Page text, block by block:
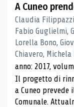
A Cuneo
Claudia
Fabio Guglielmi,
Lorella Bono,
Chiavero, Michela
anno: 2017,
Il progetto di
a Cuneo
Comunale.